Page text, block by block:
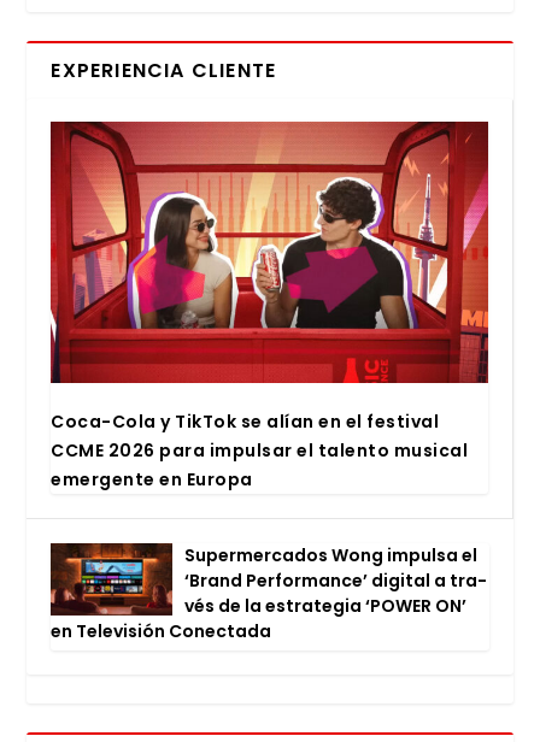
EXPERIENCIA CLIENTE
Coca-Cola y Tik­Tok se alían en el fes­ti­val
CCME 2026 para impul­sar el talen­to musi­cal
emer­gen­te en Euro­pa
Super­mer­ca­dos Wong impul­sa el
‘Brand Per­for­man­ce’ digi­tal a tra­
vés de la estra­te­gia ‘POWER ON’
en Tele­vi­sión Conec­ta­da